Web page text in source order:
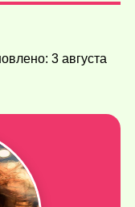
3 августа